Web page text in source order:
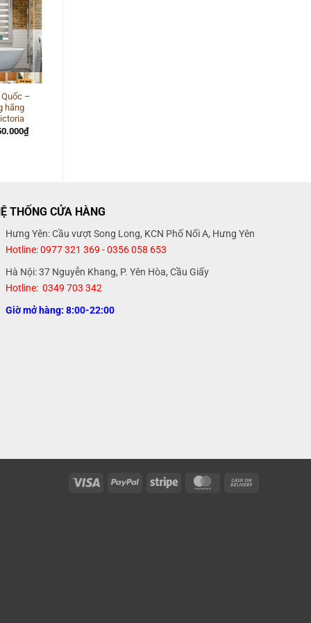
Quốc –
hãng
₫Giá
hiện
THỐNG CỬA HÀNG
Hưng Yên: Cầu vượt Song Long, KCN Phố Nối A, Hưng Yên
Hotline: 0977 321 369 - 0356 058 653
Hà Nội: 37 Nguyễn Khang, P. Yên Hòa, Cầu Giấy
Hotline: 0349 703 342
Giờ mở hàng: 8:00-22:00
Visa PayPal Stripe MasterCard